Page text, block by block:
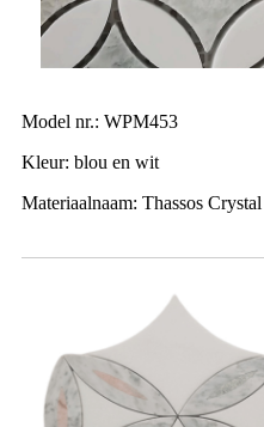
Model nr.: WPM453
Kleur: blou en wit
Materiaalnaam: Thassos